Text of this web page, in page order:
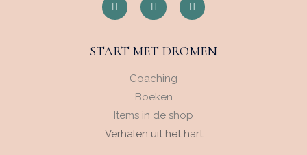
START MET DROMEN
Coaching
Boeken
Items in de shop
Verhalen uit het hart